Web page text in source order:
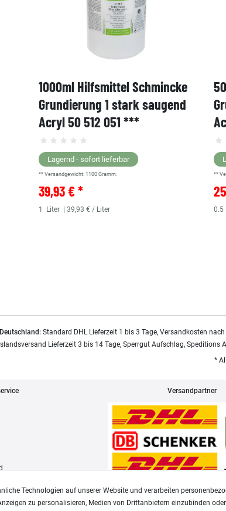
1000ml Hilfsmittel Schmincke
Grundierung 1 stark saugend
Acryl 50 512 051 ***
Lagernd - sofort lieferbar
** Versandgewicht: 1100 Gramm.
39,93 € *
1 Liter | 39,93 € / Liter
**
0.5
Standard DHL Lieferzeit 1 bis 3 Tage, Versandkosten
Lieferzeit 3 bis 14 Tage, Sperrgut Aufschlag,
*
Versandpartner
Technologien auf unserer Website und verarbeiten
zu personalisieren, Medien von Drittanbietern einzubinden